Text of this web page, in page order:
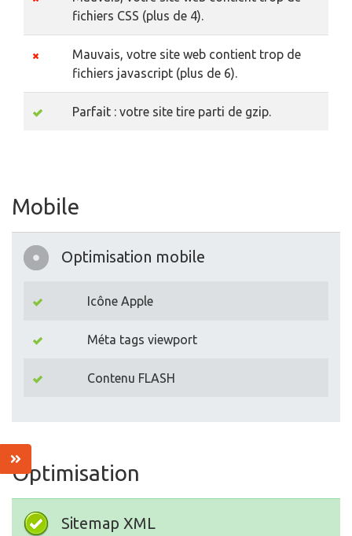
fichiers CSS (plus de 4).
Mauvais, votre site web contient trop de
fichiers javascript (plus de 6).
Parfait : votre site tire parti de gzip.
Mobile
Optimisation mobile
Icône Apple
Méta tags viewport
Contenu FLASH
Optimisation
Sitemap XML